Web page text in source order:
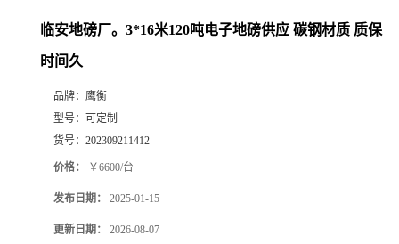
临安地磅厂。3*16米120吨电子地磅供应 碳钢材质 质保
时间久
品牌： 鹰衡
型号： 可定制
货号： 202309211412
价格： ￥6600/台
发布日期： 2025-01-15
更新日期： 2026-08-07